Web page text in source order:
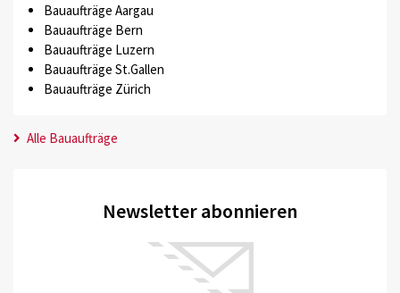
Bauaufträge Aargau
Bauaufträge Bern
Bauaufträge Luzern
Bauaufträge St.Gallen
Bauaufträge Zürich
Alle Bauaufträge
Newsletter abonnieren